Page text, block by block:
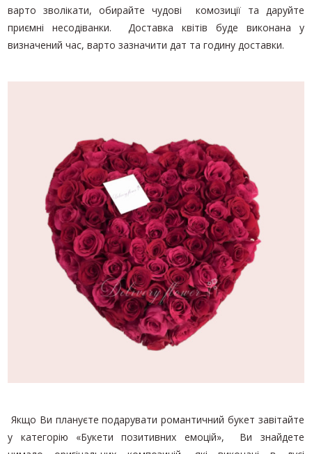
варто зволікати, обирайте чудові комозиції та даруйте
приємні несодіванки. Доставка квітів буде виконана у
визначений час, варто зазначити дат та годину доставки.
Якщо Ви плануєте подарувати романтичний букет завітайте
у категорію «Букети позитивних емоцій», Ви знайдете